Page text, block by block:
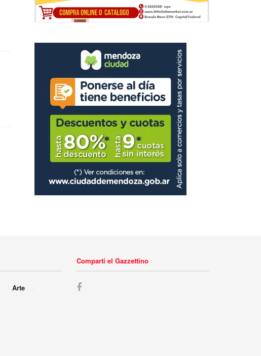
Arte
Compartí el Gazzettino